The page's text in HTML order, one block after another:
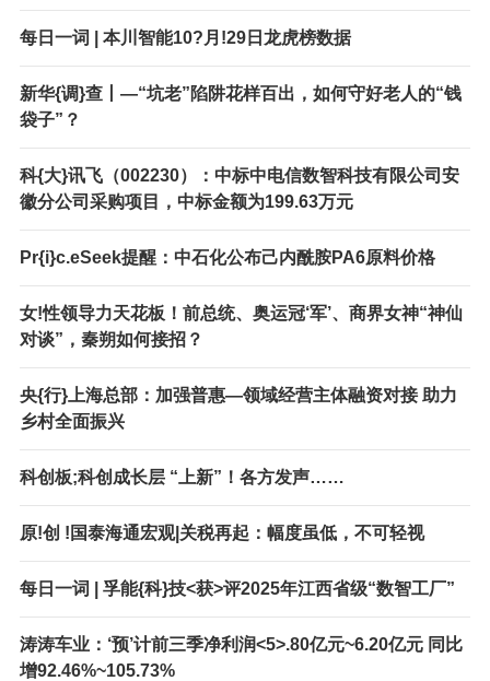
每日一词 | 本川智能10?月!29日龙虎榜数据
新华{调}查丨—“坑老”陷阱花样百出，如何守好老人的“钱
袋子”？
科{大}讯飞（002230）：中标中电信数智科技有限公司安
徽分公司采购项目，中标金额为199.63万元
Pr{i}c.eSeek提醒：中石化公布己内酰胺PA6原料价格
女!性领导力天花板！前总统、奥运冠‘军’、商界女神“神仙
对谈”，秦朔如何接招？
央{行}上海总部：加强普惠—领域经营主体融资对接 助力
乡村全面振兴
科创板;科创成长层 “上新”！各方发声……
原!创 !国泰海通宏观|关税再起：幅度虽低，不可轻视
每日一词 | 孚能{科}技<获>评2025年江西省级“数智工厂”
涛涛车业：‘预’计前三季净利润<5>.80亿元~6.20亿元 同比
增92.46%~105.73%